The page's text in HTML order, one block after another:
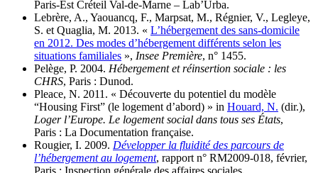
Paris‑Est Créteil Val‑de‑Marne – Lab’Urba.
Lebrère, A., Yaouancq, F., Marpsat, M., Régnier, V., Legleye,
S. et Quaglia, M. 2013. « L’hébergement des sans-domicile
en 2012. Des modes d’hébergement différents selon les
situations familiales », Insee Première, n° 1455.
Pelège, P. 2004. Hébergement et réinsertion sociale : les
CHRS, Paris : Dunod.
Pleace, N. 2011. « Découverte du potentiel du modèle
“Housing First” (le logement d’abord) » in Houard, N. (dir.),
Loger l’Europe. Le logement social dans tous ses États,
Paris : La Documentation française.
Rougier, I. 2009. Développer la fluidité des parcours de
l’hébergement au logement, rapport n° RM2009‑018, février,
Paris : Inspection générale des affaires sociales.